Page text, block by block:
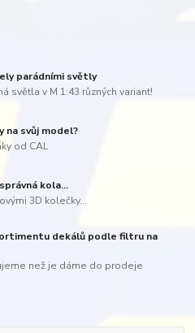
parádními světly
světla v M 1:43 různých variant!
na svůj model?
od CAL
kola...
3D kolečky...
dekálů podle filtru na
než je dáme do prodeje